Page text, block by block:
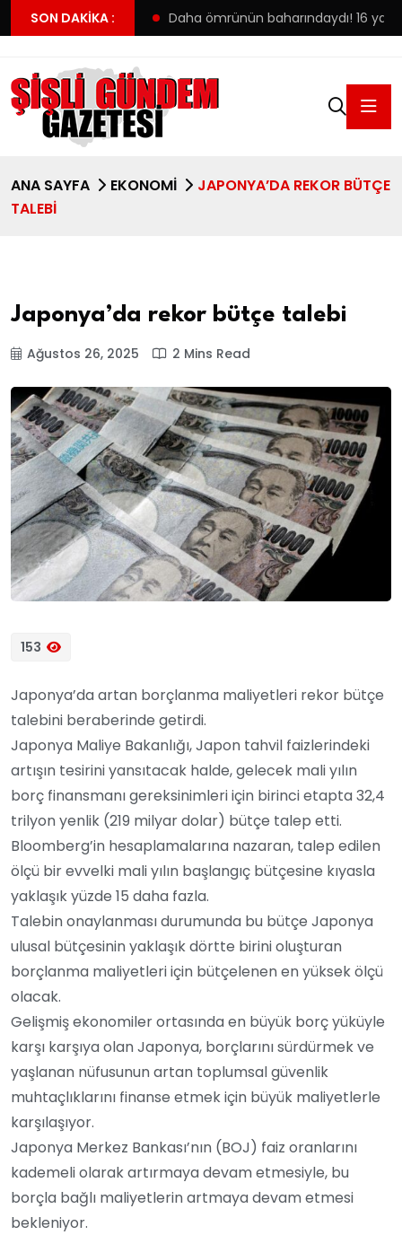
SON DAKIKA :
ilk tercihine yerleşti Daha ömrünün baharındaydı! 16
ANA SAYFA EKONOMI
JAPONYA’DA REKOR BÜTÇE
TALEBI
Japonya’da rekor bütçe talebi
Ağustos 26, 2025 2 Mins Read
153
Japonya’da artan borçlanma maliyetleri rekor bütçe
talebini beraberinde getirdi.
Japonya Maliye Bakanlığı, Japon tahvil faizlerindeki
artışın tesirini yansıtacak halde, gelecek mali yılın
borç finansmanı gereksinimleri için birinci etapta 32,4
trilyon yenlik (219 milyar dolar) bütçe talep etti.
Bloomberg’in hesaplamalarına nazaran, talep edilen
ölçü bir evvelki mali yılın başlangıç bütçesine kıyasla
yaklaşık yüzde 15 daha fazla.
Talebin onaylanması durumunda bu bütçe Japonya
ulusal bütçesinin yaklaşık dörtte birini oluşturan
borçlanma maliyetleri için bütçelenen en yüksek ölçü
olacak.
Gelişmiş ekonomiler ortasında en büyük borç yüküyle
karşı karşıya olan Japonya, borçlarını sürdürmek ve
yaşlanan nüfusunun artan toplumsal güvenlik
muhtaçlıklarını finanse etmek için büyük maliyetlerle
karşılaşıyor.
Japonya Merkez Bankası’nın (BOJ) faiz oranlarını
kademeli olarak artırmaya devam etmesiyle, bu
borçla bağlı maliyetlerin artmaya devam etmesi
bekleniyor.